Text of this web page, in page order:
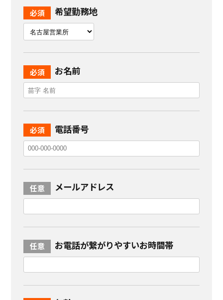
希望勤務地
お名前
電話番号
メールアドレス
お電話が繋がりやすいお時間帯